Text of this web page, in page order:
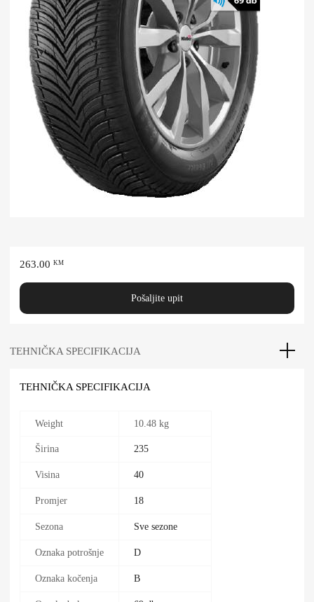
263.00 KM
Pošaljite upit
TEHNIČKA SPECIFIKACIJA
TEHNIČKA SPECIFIKACIJA
Weight 10.48 kg
Širina 235
Visina 40
Promjer 18
Sezona Sve sezone
Oznaka potrošnje D
Oznaka kočenja B